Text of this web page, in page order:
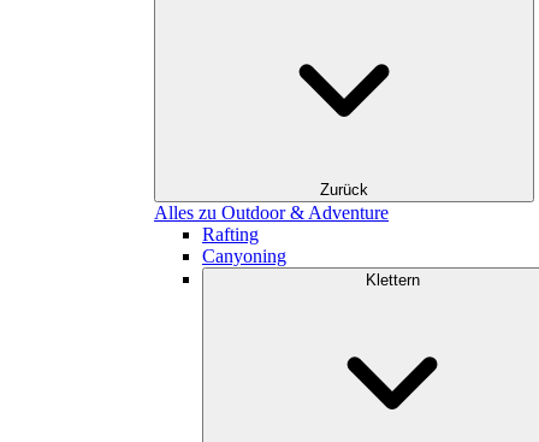
Zurück
Alles zu Outdoor & Adventure
Rafting
Canyoning
Klettern